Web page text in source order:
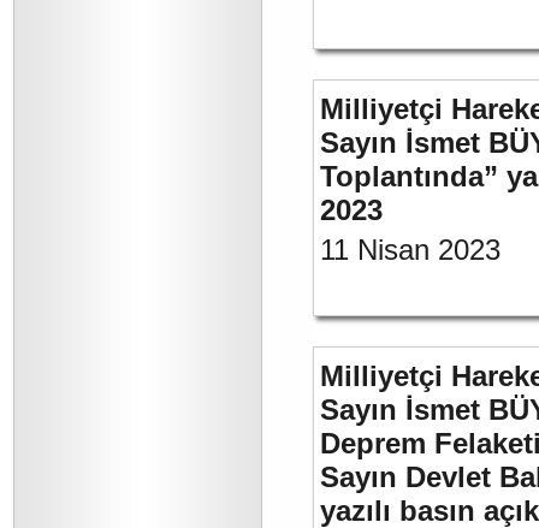
Milliyetçi
Sayın İsmet
Toplantında”
2023
11 Nisan 2023
Milliyetçi
Sayın İsmet
Deprem
Sayın Devlet
yazılı basın